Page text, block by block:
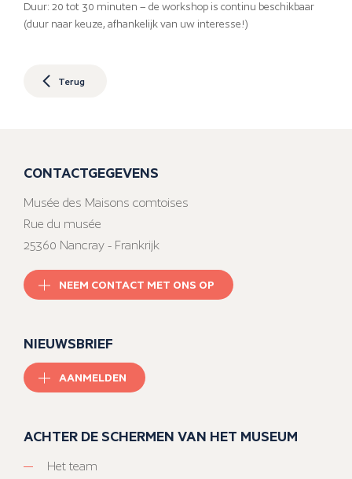
Duur: 20 tot 30 minuten – de workshop is continu beschikbaar
(duur naar keuze, afhankelijk van uw interesse!)
Terug
CONTACTGEGEVENS
Musée des Maisons comtoises
Rue du musée
25360 Nancray - Frankrijk
NEEM CONTACT MET ONS OP
NIEUWSBRIEF
AANMELDEN
ACHTER DE SCHERMEN VAN HET MUSEUM
Het team